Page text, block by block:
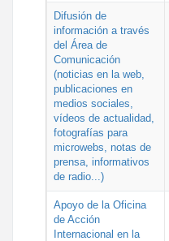
Difusión de
información a través
del Área de
Comunicación
(noticias en la web,
publicaciones en
medios sociales,
vídeos de actualidad,
fotografías para
microwebs, notas de
prensa, informativos
de radio...)
Apoyo de la Oficina
de Acción
Internacional en la